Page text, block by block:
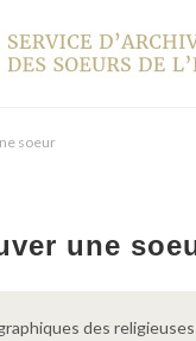
soeur
une
des